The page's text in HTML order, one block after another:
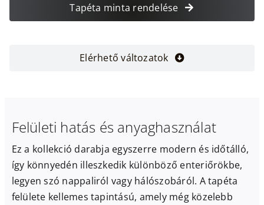
Tapéta minta rendelése
Elérhető változatok
Felületi hatás és anyaghasználat
Ez a kollekció darabja egyszerre modern és időtálló,
így könnyedén illeszkedik különböző enteriőrökbe,
legyen szó nappaliról vagy hálószobáról. A tapéta
felülete kellemes tapintású, amely még közelebb